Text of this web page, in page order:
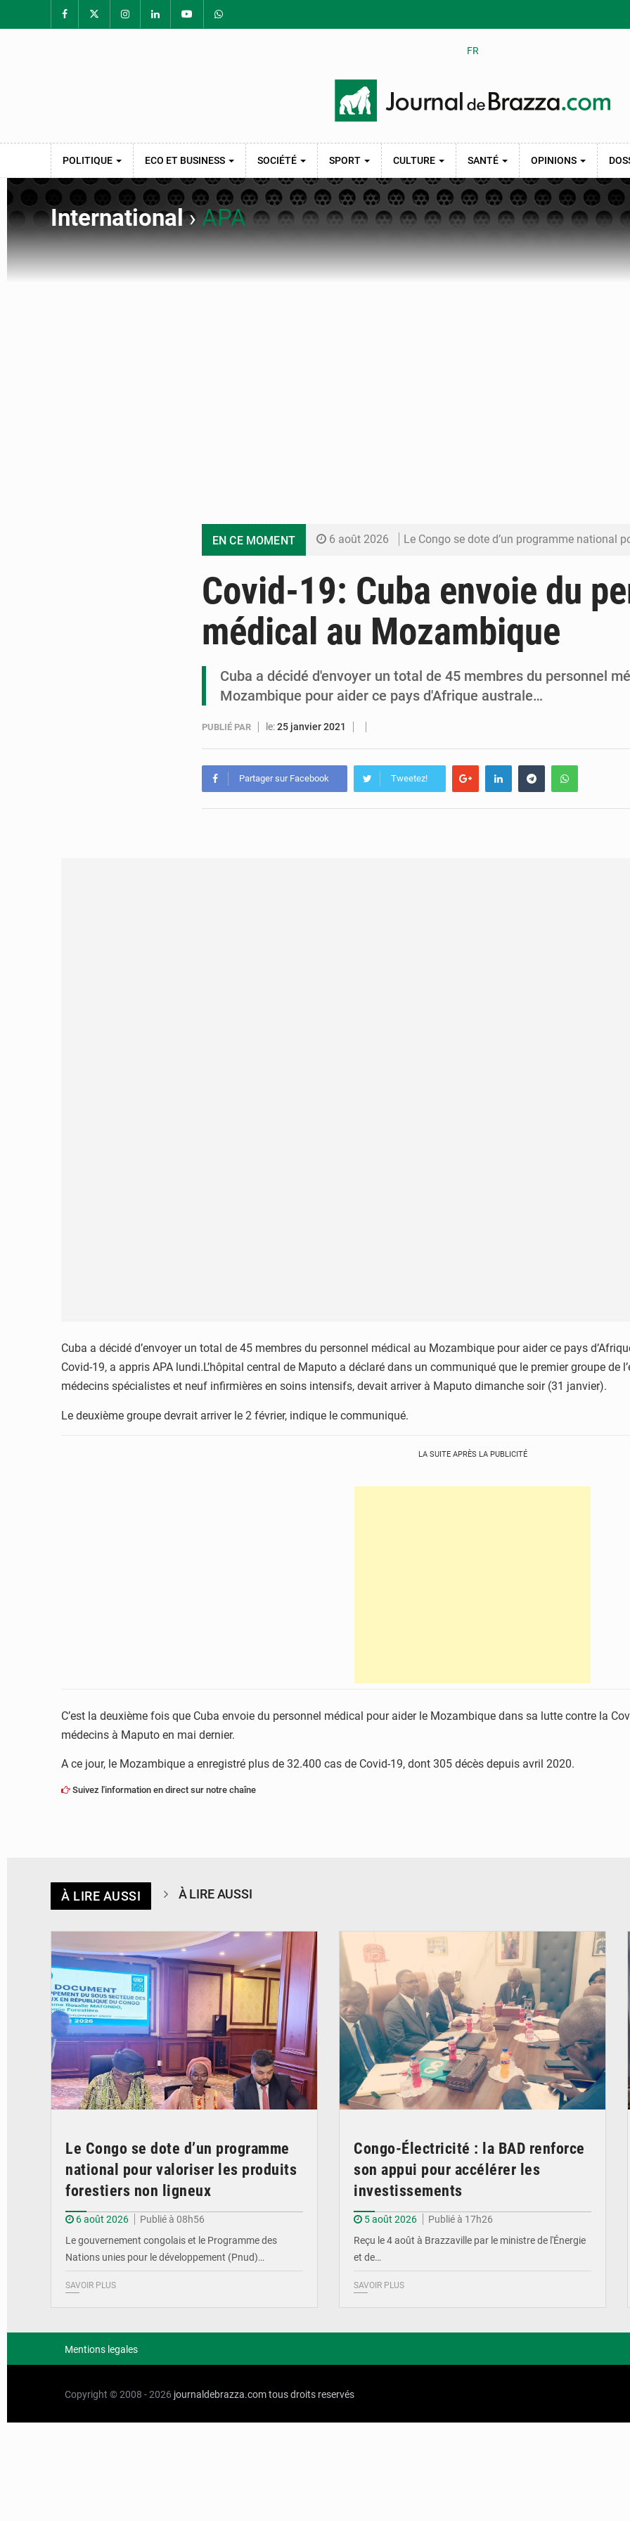
FR
POLITIQUE ECO ET BUSINESS SOCIÉTÉ SPORT CULTURE SANTÉ OPINIONS
International›APA
EN CE MOMENT 6 août 2026 Le Congo se dote d’un programme national pour valoriser les
5 août 2026 Cémac : la Commission présente à Denis Sassou
5 août 2026 Assassinat de l’entrepreneur sportif Vally Amisi : le principal
Covid-19: Cuba envoie du
médical au Mozambique
Cuba a décidé d'envoyer un total de 45 membres du personnel
Mozambique pour aider ce pays d'Afrique australe…
PUBLIÉ PAR le:25 janvier 2021
Partager sur Facebook Tweetez!
Cuba a décidé d’envoyer un total de 45 membres du personnel médical au Mozambique pour aider ce pays
Covid-19, a appris APA lundi.L’hôpital central de Maputo a déclaré dans un communiqué que le premier groupe de
médecins spécialistes et neuf infirmières en soins intensifs, devait arriver à Maputo dimanche soir (31 janvier).
Le deuxième groupe devrait arriver le 2 février, indique le communiqué.
LA SUITE APRÈS LA PUBLICITÉ
C’est la deuxième fois que Cuba envoie du personnel médical pour aider le Mozambique dans sa lutte contre la
médecins à Maputo en mai dernier.
A ce jour, le Mozambique a enregistré plus de 32.400 cas de Covid-19, dont 305 décès depuis avril 2020.
Suivez l'information en direct sur notre chaîne
À LIRE AUSSI À LIRE AUSSI
Le Congo se dote d’un programme
national pour valoriser les produits
forestiers non ligneux
6 août 2026
Publié à 08h56
Le gouvernement congolais et le Programme des
Nations unies pour le développement (Pnud)…
SAVOIR PLUS
Congo-Électricité : la BAD renforce
son appui pour accélérer les
investissements
5 août 2026
Publié à 17h26
Reçu le 4 août à Brazzaville par le ministre de l'Énergie
et de…
SAVOIR PLUS
Mentions legales
Copyright © 2008 - 2026 journaldebrazza.comtous droits reservés